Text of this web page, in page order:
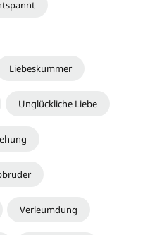
Liebeskummer
Unglückliche Liebe
Verleumdung